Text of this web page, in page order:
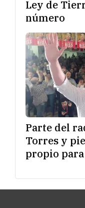
Ley de
número
Parte del
Torres y
propio